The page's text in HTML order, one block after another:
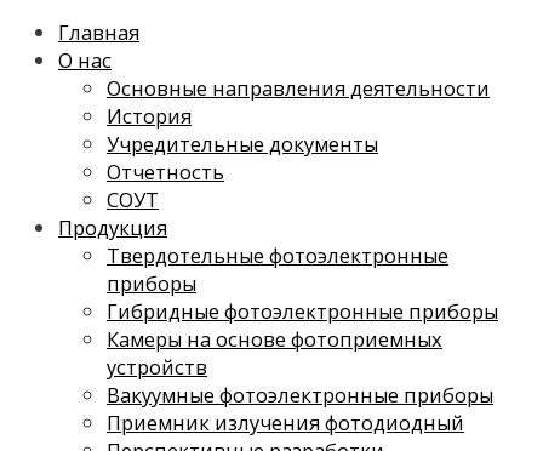
Главная
О нас
Основные направления деятельности
История
Учредительные документы
Отчетность
СОУТ
Продукция
Твердотельные фотоэлектронные
приборы
Гибридные фотоэлектронные приборы
Камеры на основе фотоприемных
устройств
Вакуумные фотоэлектронные приборы
Приемник излучения фотодиодный